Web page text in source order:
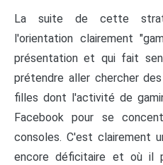
La suite de cette
l'orientation clairement
présentation et qui fait
prétendre aller chercher
filles dont l'activité de
Facebook pour se
consoles. C'est clairement
encore déficitaire et où il